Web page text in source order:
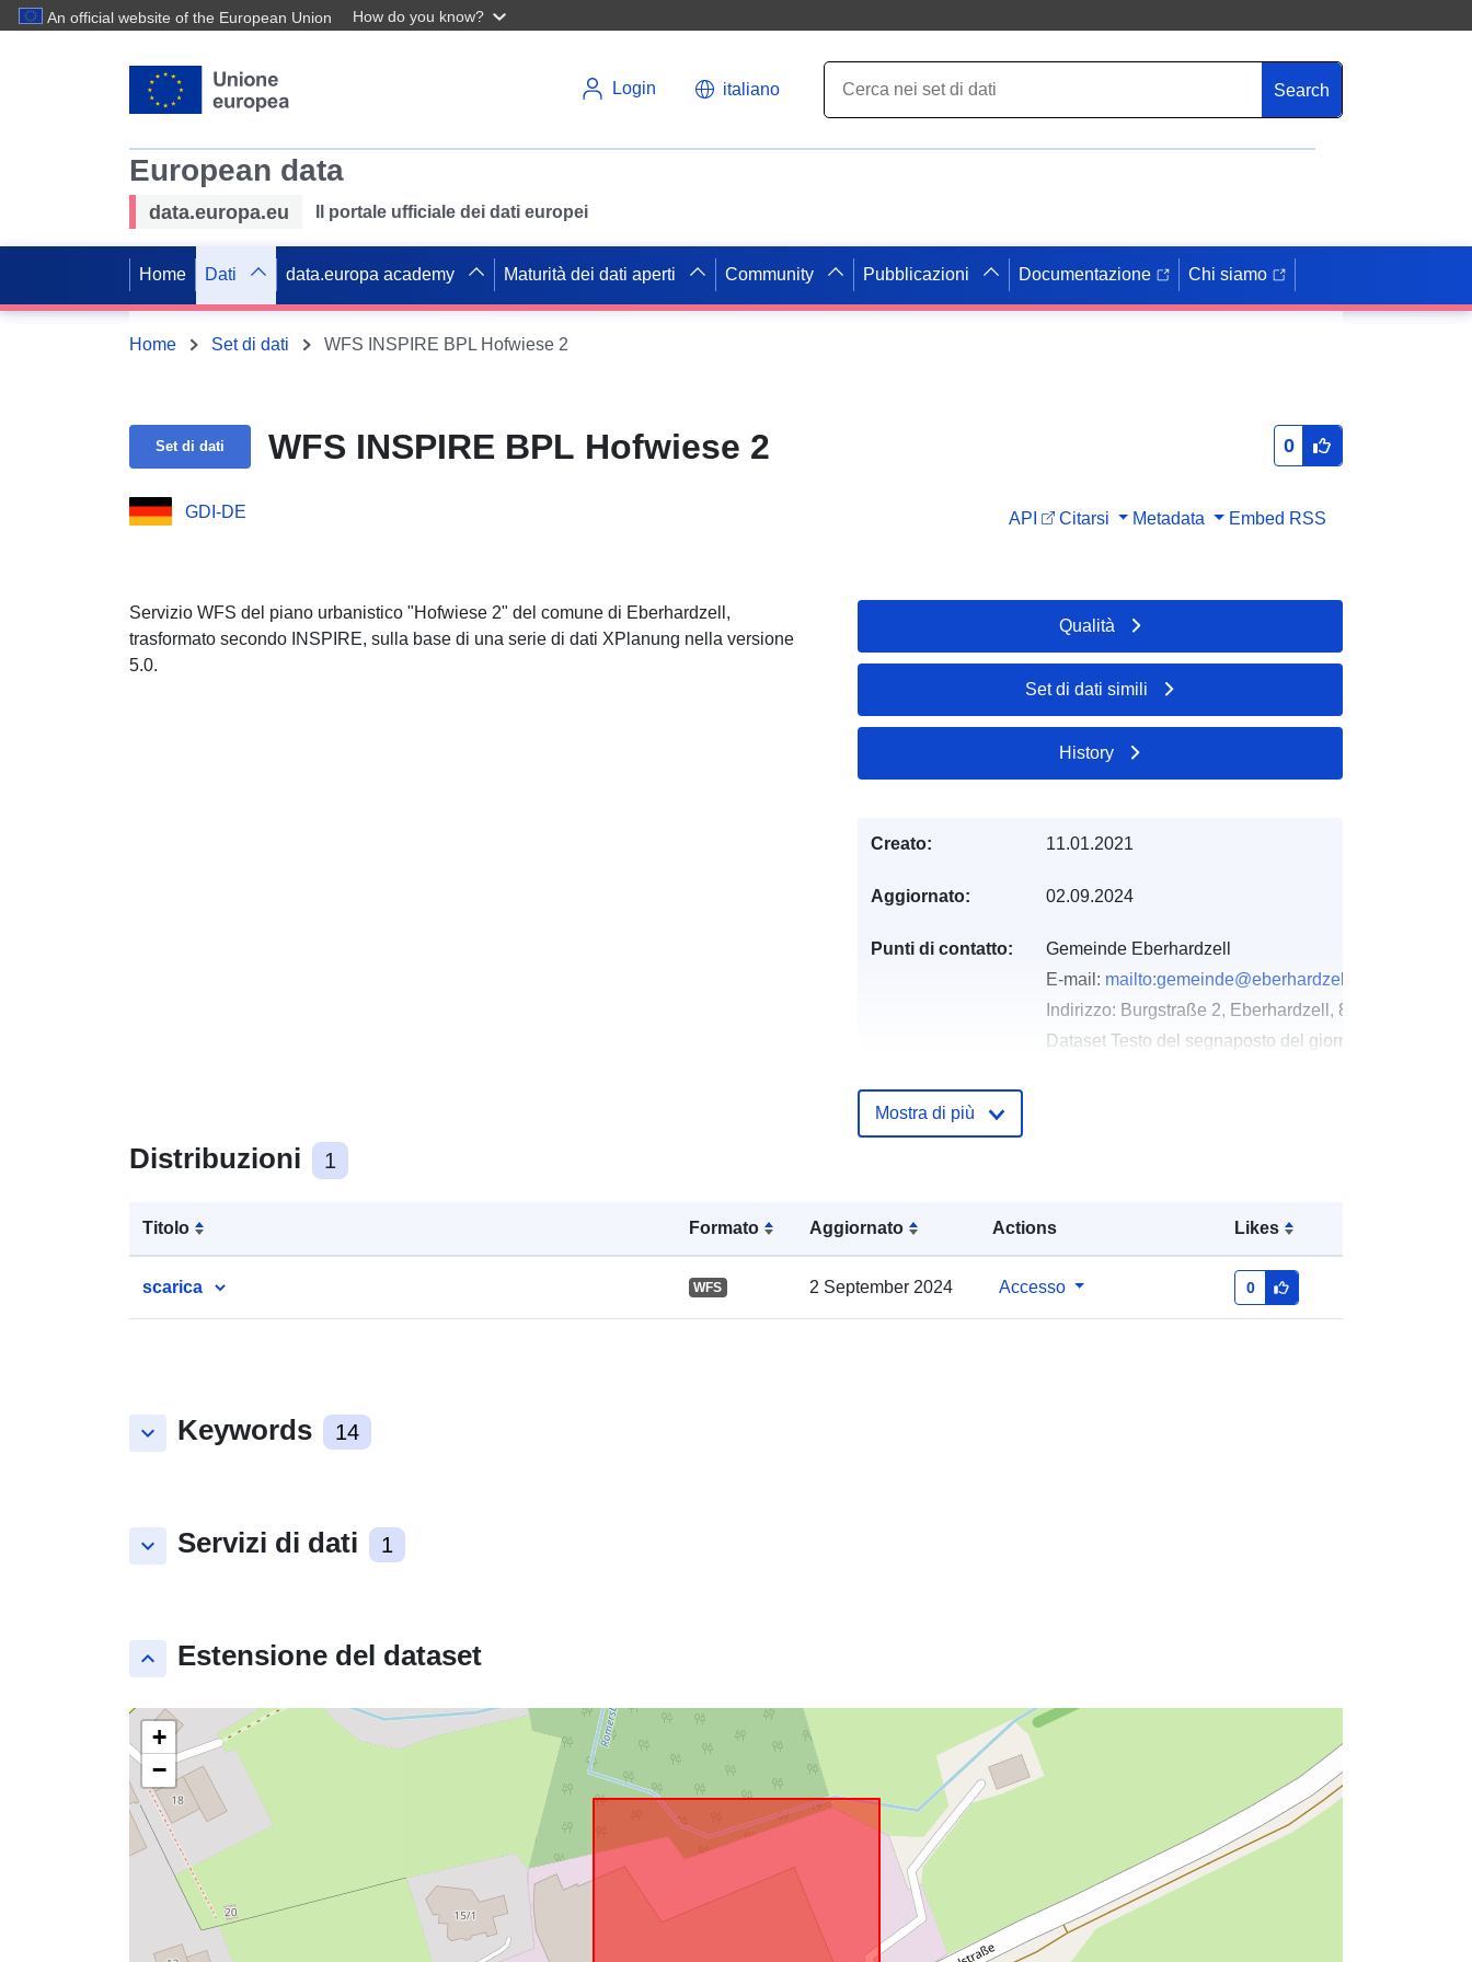
An official website of the European Union How do you know?
Login italiano Search
European data
data.europa.eu Il portale ufficiale dei dati europei
Home Dati data.europa academy Maturità dei dati aperti Community Pubblicazioni Documentazione Chi siamo
Home Set di dati WFS INSPIRE BPL Hofwiese 2
Set di dati WFS INSPIRE BPL Hofwiese 2 0
GDI-DE API Citarsi Metadata Embed RSS
Servizio WFS del piano urbanistico "Hofwiese 2" del comune di Eberhardzell,
trasformato secondo INSPIRE, sulla base di una serie di dati XPlanung nella versione
5.0.
Distribuzioni 1
Titolo Formato Aggiornato Actions Likes
scarica WFS 2 September 2024 Accesso 0
keyboard_arrow_down Keywords 14
keyboard_arrow_down Servizi di dati 1
keyboard_arrow_up Estensione del dataset
+
−
Qualità
Set di dati simili
History
Creato: 11.01.2021
Aggiornato: 02.09.2024
Punti di contatto:
Gemeinde Eberhardzell
E-mail: mailto:gemeinde@eberhardzell.de
Indirizzo: Burgstraße 2, Eberhardzell, 88436,
Dataset Testo del segnaposto del giorno della
Registro del
48.0031181 ], [ 9.8295966,
48.0031181 ], [ 9.8295966,
Mostra di più